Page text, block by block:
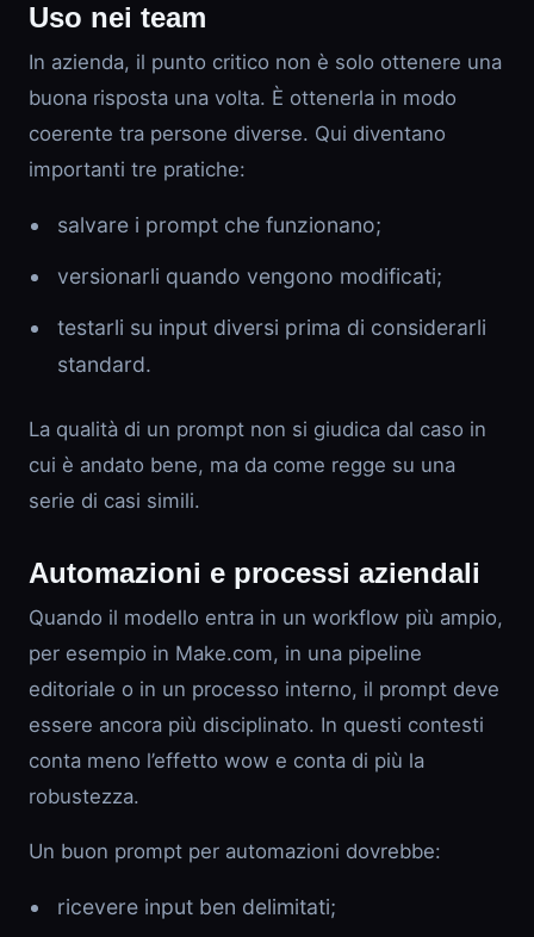
Uso nei team
In azienda, il punto critico non è solo ottenere una
buona risposta una volta. È ottenerla in modo
coerente tra persone diverse. Qui diventano
importanti tre pratiche:
salvare i prompt che funzionano;
versionarli quando vengono modificati;
testarli su input diversi prima di considerarli
standard.
La qualità di un prompt non si giudica dal caso in
cui è andato bene, ma da come regge su una
serie di casi simili.
Automazioni e processi aziendali
Quando il modello entra in un workflow più ampio,
per esempio in Make.com, in una pipeline
editoriale o in un processo interno, il prompt deve
essere ancora più disciplinato. In questi contesti
conta meno l’effetto wow e conta di più la
robustezza.
Un buon prompt per automazioni dovrebbe:
ricevere input ben delimitati;